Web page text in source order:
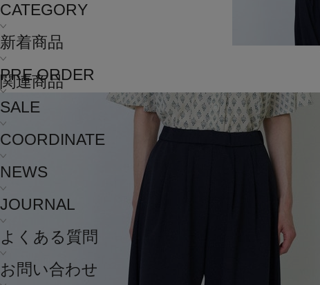
CATEGORY
新着商品
PRE ORDER
SALE
COORDINATE
NEWS
JOURNAL
よくある質問
お問い合わせ
関連商品